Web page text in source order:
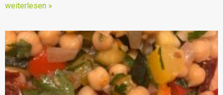
weiterlesen »